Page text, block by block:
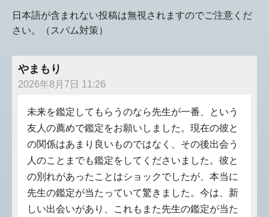
日本語が含まれない投稿は無視されますのでご注意くだ
さい。（スパム対策）
やまもり
2026年8月7日 11:26
未来を鑑定してもらうのなら先生が一番、という
友人の薦めで鑑定をお願いしました。現在の彼と
の関係はあまり良いものではなく、その後出会う
人のことまでも鑑定をしてくださいました。彼と
の別れがあったことはショックでしたが、本当に
先生の鑑定が当たっていて驚きました。今は、新
しい出会いがあり、これもまた先生の鑑定が当た